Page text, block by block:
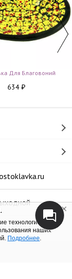
технологии для
наших
Подробнее.
Для Благовоний
634 ₽